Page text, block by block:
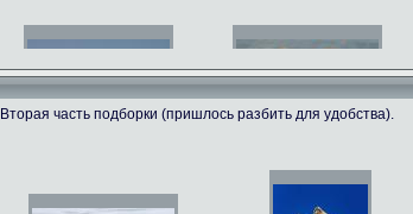
Вторая часть подборки (пришлось разбить для удобства).